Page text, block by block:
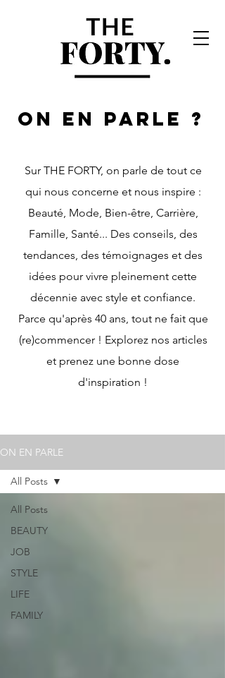
ON EN PARLE ?
Sur THE FORTY, on parle de tout ce
qui nous concerne et nous inspire :
Beauté, Mode, Bien-être, Carrière,
Famille, Santé... Des conseils, des
tendances, des témoignages et des
idées pour vivre pleinement cette
décennie avec style et confiance.
Parce qu'après 40 ans, tout ne fait que
(re)commencer ! Explorez nos articles
et prenez une bonne dose
d'inspiration !
ON EN PARLE
All Posts
BEAUTY
JOB
STYLE
LIFE
FAMILY
All Posts